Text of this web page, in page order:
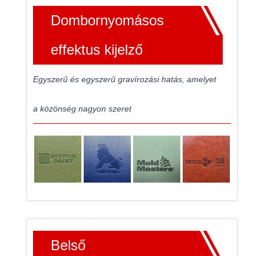
Dombornyomásos
effektus kijelző
Egyszerű és egyszerű gravírozási hatás, amelyet
a közönség nagyon szeret
Belső